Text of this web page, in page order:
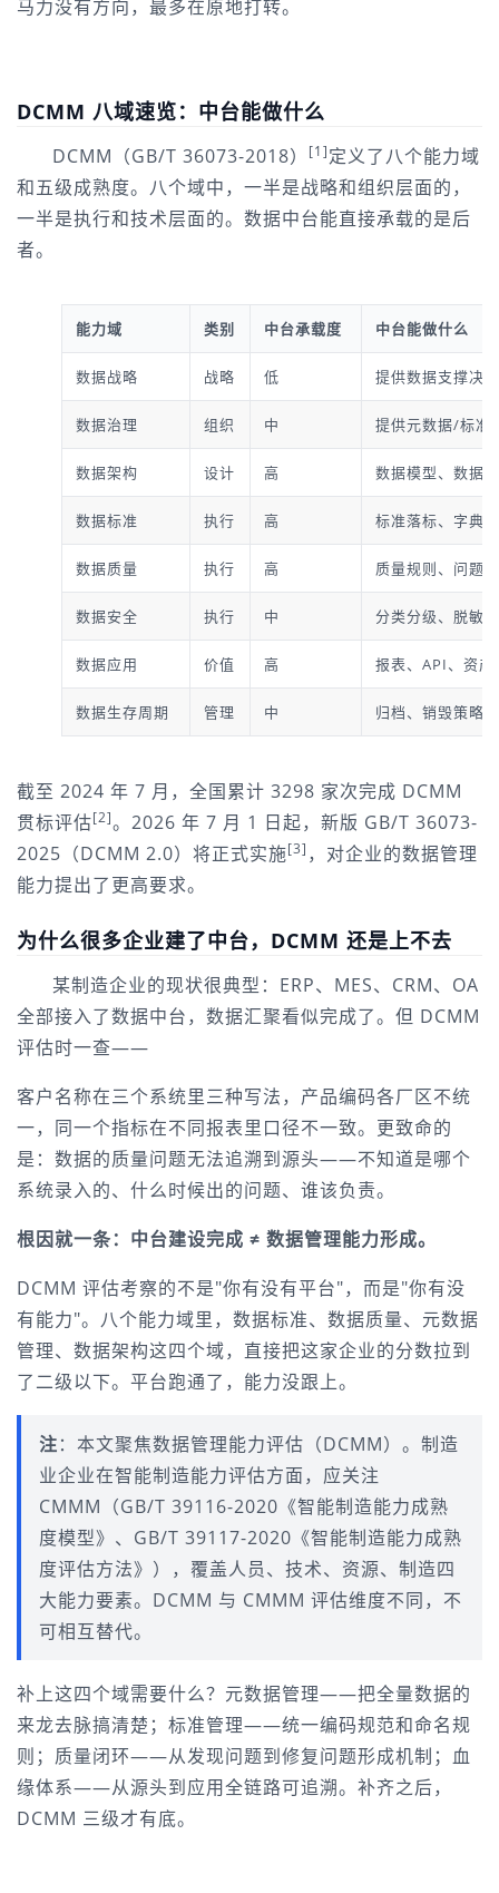
马力没有方向，最多在原地打转。
DCMM 八域速览：中台能做什么
DCMM（GB/T 36073-2018） [1]定义了八个能力域
和五级成熟度。八个域中，一半是战略和组织层面的，
一半是执行和技术层面的。数据中台能直接承载的是后
者。
能力域 类别 中台承载度 中台能做什么
数据战略 战略 低 提供数据支撑决
数据治理 组织 中 提供元数据/标准
数据架构 设计 高 数据模型、数据
数据标准 执行 高 标准落标、字典
数据质量 执行 高 质量规则、问题
数据安全 执行 中 分类分级、脱敏
数据应用 价值 高 报表、API、资
数据生存周期 管理 中 归档、销毁策略
截至 2024 年 7 月，全国累计 3298 家次完成 DCMM
贯标评估[2]。2026 年 7 月 1 日起，新版 GB/T 36073-
2025（DCMM 2.0）将正式实施[3] ，对企业的数据管理
能力提出了更高要求。
为什么很多企业建了中台，DCMM 还是上不去
某制造企业的现状很典型：ERP、MES、CRM、OA
全部接入了数据中台，数据汇聚看似完成了。但 DCMM
评估时一查——
客户名称在三个系统里三种写法，产品编码各厂区不统
一，同一个指标在不同报表里口径不一致。更致命的
是：数据的质量问题无法追溯到源头——不知道是哪个
系统录入的、什么时候出的问题、谁该负责。
根因就一条：中台建设完成 ≠ 数据管理能力形成。
DCMM 评估考察的不是"你有没有平台"，而是"你有没
有能力"。八个能力域里，数据标准、数据质量、元数据
管理、数据架构这四个域，直接把这家企业的分数拉到
了二级以下。平台跑通了，能力没跟上。
注：本文聚焦数据管理能力评估（DCMM）。制造
业企业在智能制造能力评估方面，应关注
CMMM（GB/T 39116-2020《智能制造能力成熟
度模型》、GB/T 39117-2020《智能制造能力成熟
度评估方法》），覆盖人员、技术、资源、制造四
大能力要素。DCMM 与 CMMM 评估维度不同，不
可相互替代。
补上这四个域需要什么？元数据管理——把全量数据的
来龙去脉搞清楚；标准管理——统一编码规范和命名规
则；质量闭环——从发现问题到修复问题形成机制；血
缘体系——从源头到应用全链路可追溯。补齐之后，
DCMM 三级才有底。